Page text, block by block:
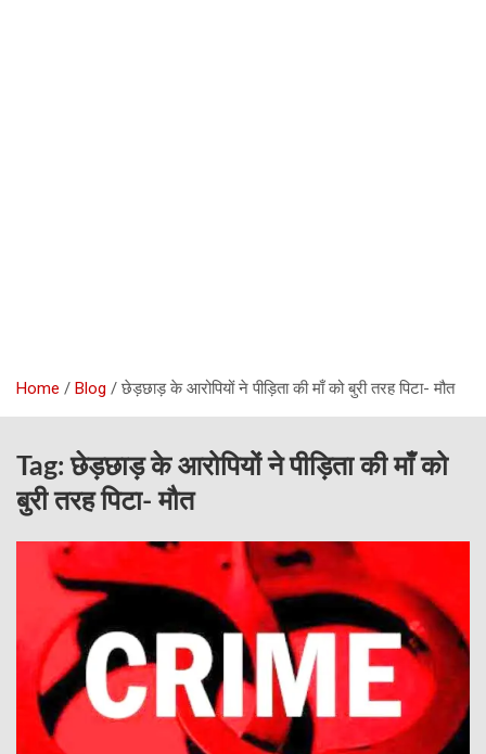
Home Blog छेड़छाड़ के आरोपियों ने पीड़िता की माँ को बुरी तरह पिटा- मौत
Tag:छेड़छाड़ के आरोपियों ने पीड़िता की माँ को
बुरी तरह पिटा- मौत